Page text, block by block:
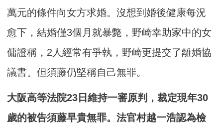
萬元的條件向女方求婚。沒想到婚後健康每況
愈下，結婚僅3個月就暴斃，野崎幸助家中的女
傭證稱，2人經常有爭執，野崎更提交了離婚協
議書。但須藤仍堅稱自己無罪。
大阪高等法院23日維持一審原判，裁定現年30
歲的被告須藤早貴無罪。法官村越一浩認為檢